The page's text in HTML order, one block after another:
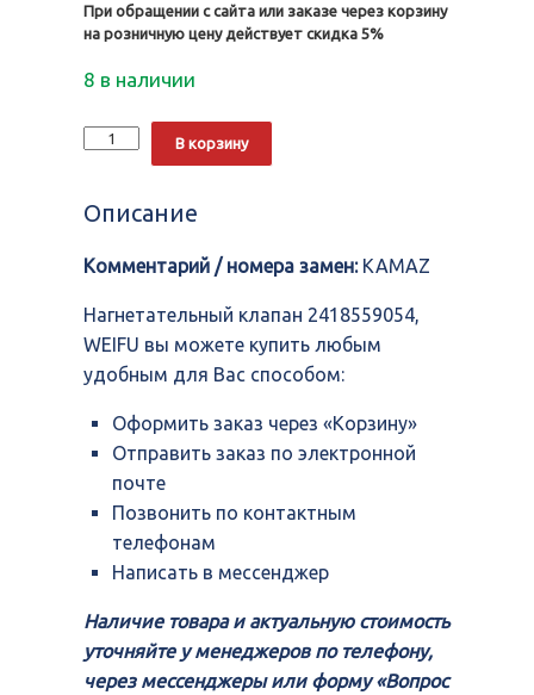
При обращении с сайта или заказе через корзину
на розничную цену действует скидка 5%
8 в наличии
Количество
Нагнетательный
WEIFU
В корзину
Описание
Комментарий / номера замен:KAMAZ
Нагнетательный клапан 2418559054,
WEIFU вы можете купить любым
удобным для Вас способом:
Оформить заказ через «Корзину»
Отправить заказ по электронной
почте
Позвонить по контактным
телефонам
Написать в мессенджер
Наличие товара и актуальную стоимость
уточняйте у менеджеров по телефону,
через мессенджеры или форму «Вопрос